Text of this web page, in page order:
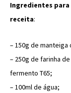
Ingredientes para
receita:
– 150g de
– 250g de farinha
fermento T65;
– 100ml de água;